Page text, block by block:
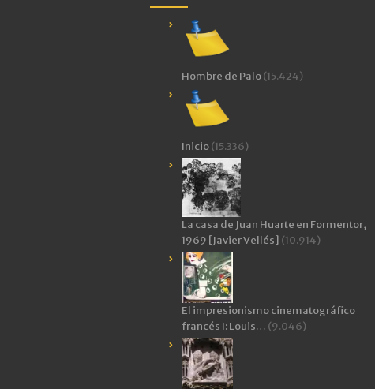
Hombre de Palo(15.424)
Inicio(15.336)
La casa de Juan Huarte en Formentor,
1969 [Javier Vellés] (10.914)
El impresionismo cinematográfico
francés I: Louis… (9.046)